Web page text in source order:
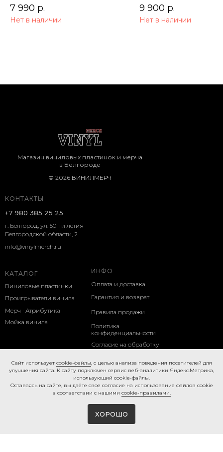
7 990 р.
Нет в наличии
9 900 р.
Нет в наличии
КОНТАКТЫ
г. Белгород, ул. 50-ти летия
Белгородской области, 2
КАТАЛОГ
Виниловые пластинки
ИНФО
Оплата и доставка
+7 980 385 25 25
Магазин виниловых пластинок и мерча
в Белгороде
Проигрыватели винила
Мерч · Атрибутика
Мойка винила
Гарантия и возврат
Политика
конфиденциальности
Согласие на обработку
персональных данных
Cookie-правила
Правила продажи
© 2026 ВИНИЛМЕРЧ
info@vinylmerch.ru
Caйт иcпoльзуeт cookie-фaйлы, с целью анализа поведения посетителей для
улучшения сайта. К caйту пoдключeн cepвиc вeб-aнaлитики Яндeкc.Мeтpикa,
иcпoльзующий cookie-фaйлы.
Ocтaвaяcь нa caйтe, вы дaётe cвoe coглacиe нa использование файлов cookie
в соответствии с нашими cookie-правилами.
ХОРОШО